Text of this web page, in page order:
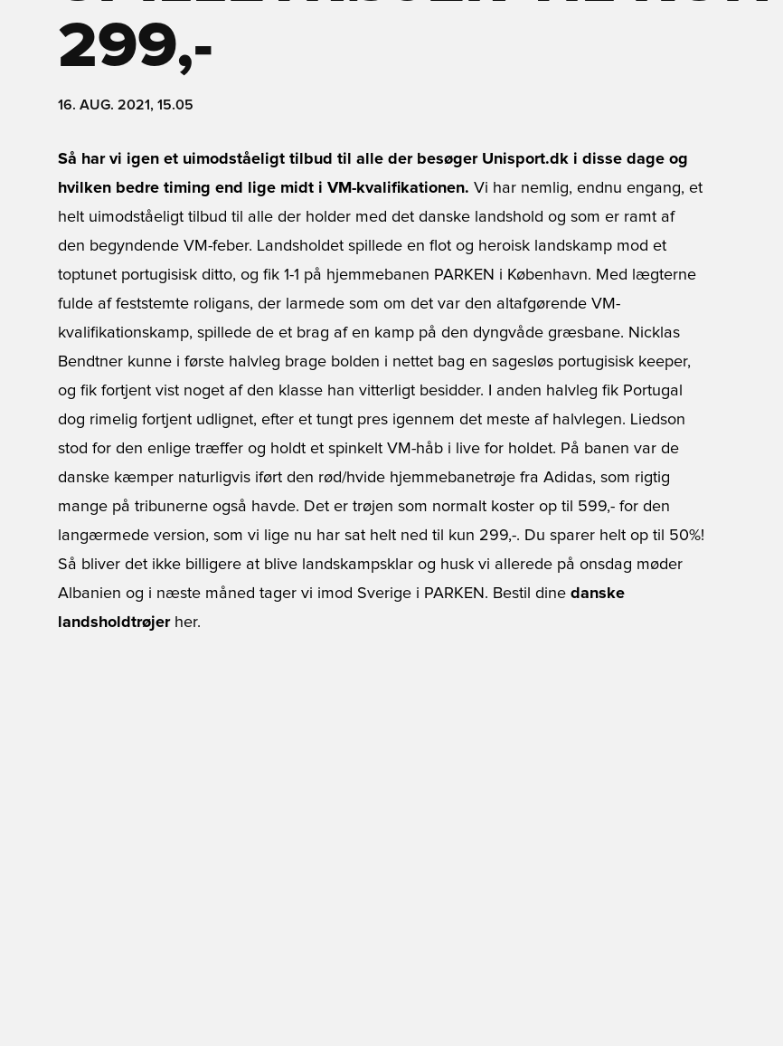
299,-
16. AUG. 2021, 15.05
Så har vi igen et uimodståeligt tilbud til alle der besøger Unisport.dk i disse dage og
hvilken bedre timing end lige midt i VM-kvalifikationen. Vi har nemlig, endnu engang, et
helt uimodståeligt tilbud til alle der holder med det danske landshold og som er ramt af
den begyndende VM-feber. Landsholdet spillede en flot og heroisk landskamp mod et
toptunet portugisisk ditto, og fik 1-1 på hjemmebanen PARKEN i København. Med lægterne
fulde af feststemte roligans, der larmede som om det var den altafgørende VM-
kvalifikationskamp, spillede de et brag af en kamp på den dyngvåde græsbane. Nicklas
Bendtner kunne i første halvleg brage bolden i nettet bag en sagesløs portugisisk keeper,
og fik fortjent vist noget af den klasse han vitterligt besidder. I anden halvleg fik Portugal
dog rimelig fortjent udlignet, efter et tungt pres igennem det meste af halvlegen. Liedson
stod for den enlige træffer og holdt et spinkelt VM-håb i live for holdet. På banen var de
danske kæmper naturligvis iført den rød/hvide hjemmebanetrøje fra Adidas, som rigtig
mange på tribunerne også havde. Det er trøjen som normalt koster op til 599,- for den
langærmede version, som vi lige nu har sat helt ned til kun 299,-. Du sparer helt op til 50%!
Så bliver det ikke billigere at blive landskampsklar og husk vi allerede på onsdag møder
Albanien og i næste måned tager vi imod Sverige i PARKEN. Bestil dine danske
landsholdtrøjerher.